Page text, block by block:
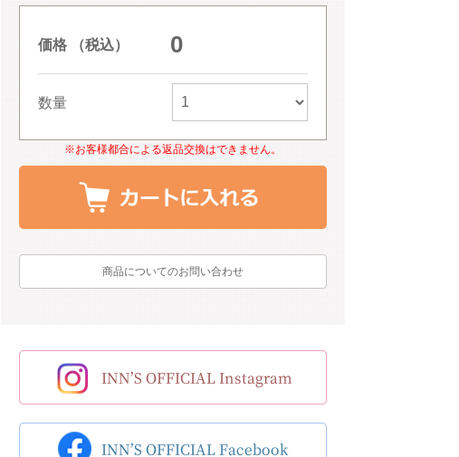
価格 （税込） 0
数量
※お客様都合による返品交換はできません。
商品についてのお問い合わせ